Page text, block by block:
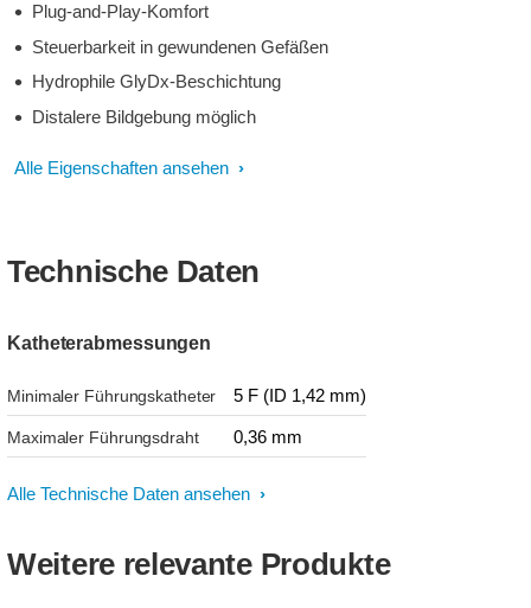
Plug-and-Play-Komfort
Steuerbarkeit in gewundenen Gefäßen
Hydrophile GlyDx-Beschichtung
Distalere Bildgebung möglich
Alle Eigenschaften ansehen
Technische Daten
Katheterabmessungen
Minimaler Führungskatheter 5 F (ID 1,42 mm)
Maximaler Führungsdraht 0,36 mm
Alle Technische Daten ansehen
Weitere relevante Produkte